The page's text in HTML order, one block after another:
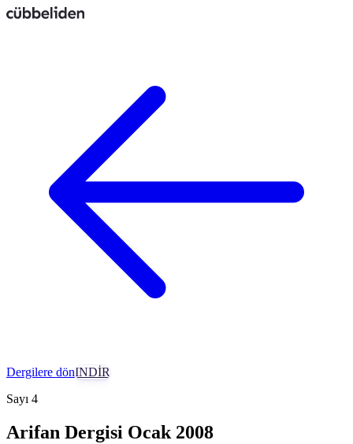
Dergilere dönİNDİR
Sayı 4
Arifan Dergisi Ocak 2008